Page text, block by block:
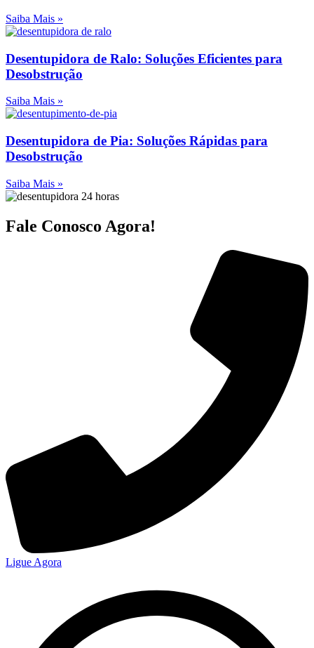
Saiba Mais »
Desentupidora de Ralo: Soluções Eficientes para
Desobstrução
Saiba Mais »
Desentupidora de Pia: Soluções Rápidas para
Desobstrução
Saiba Mais »
Fale Conosco Agora!
Ligue Agora